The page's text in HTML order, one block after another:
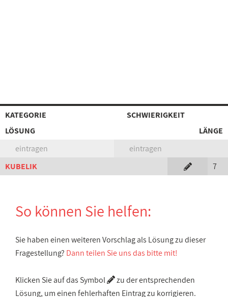
KATEGORIE
SCHWIERIGKEIT
LÖSUNG
LÄNGE
eintragen
eintragen
KUBELIK
7
So können Sie helfen:
Sie haben einen weiteren Vorschlag als Lösung zu dieser
Fragestellung? Dann teilen Sie uns das bitte mit!
Klicken Sie auf das Symbol
zu der entsprechenden
Lösung, um einen fehlerhaften Eintrag zu korrigieren.